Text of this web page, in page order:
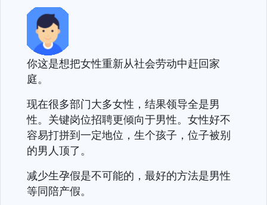
你这是想把女性重新从社会劳动中赶回家
庭。
现在很多部门大多女性，结果领导全是男
性。关键岗位招聘更倾向于男性。女性好不
容易打拼到一定地位，生个孩子，位子被别
的男人顶了。
减少生孕假是不可能的，最好的方法是男性
等同陪产假。